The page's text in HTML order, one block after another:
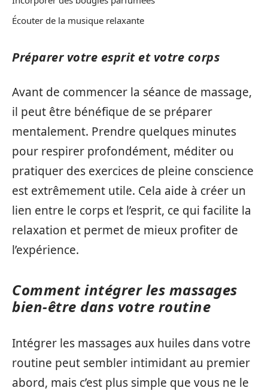
Écouter de la musique relaxante
Préparer votre esprit et votre corps
Avant de commencer la séance de massage,
il peut être bénéfique de se préparer
mentalement. Prendre quelques minutes
pour respirer profondément, méditer ou
pratiquer des exercices de pleine conscience
est extrêmement utile. Cela aide à créer un
lien entre le corps et l’esprit, ce qui facilite la
relaxation et permet de mieux profiter de
l’expérience.
Comment intégrer les massages
bien-être dans votre routine
Intégrer les massages aux huiles dans votre
routine peut sembler intimidant au premier
abord, mais c’est plus simple que vous ne le